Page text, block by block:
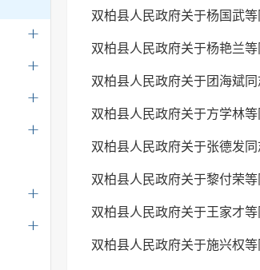
双柏县人民政府关于杨国武
双柏县人民政府关于杨艳兰
双柏县人民政府关于团海斌
双柏县人民政府关于方学林
双柏县人民政府关于张德发
双柏县人民政府关于黎付荣
双柏县人民政府关于王家才
双柏县人民政府关于施兴权